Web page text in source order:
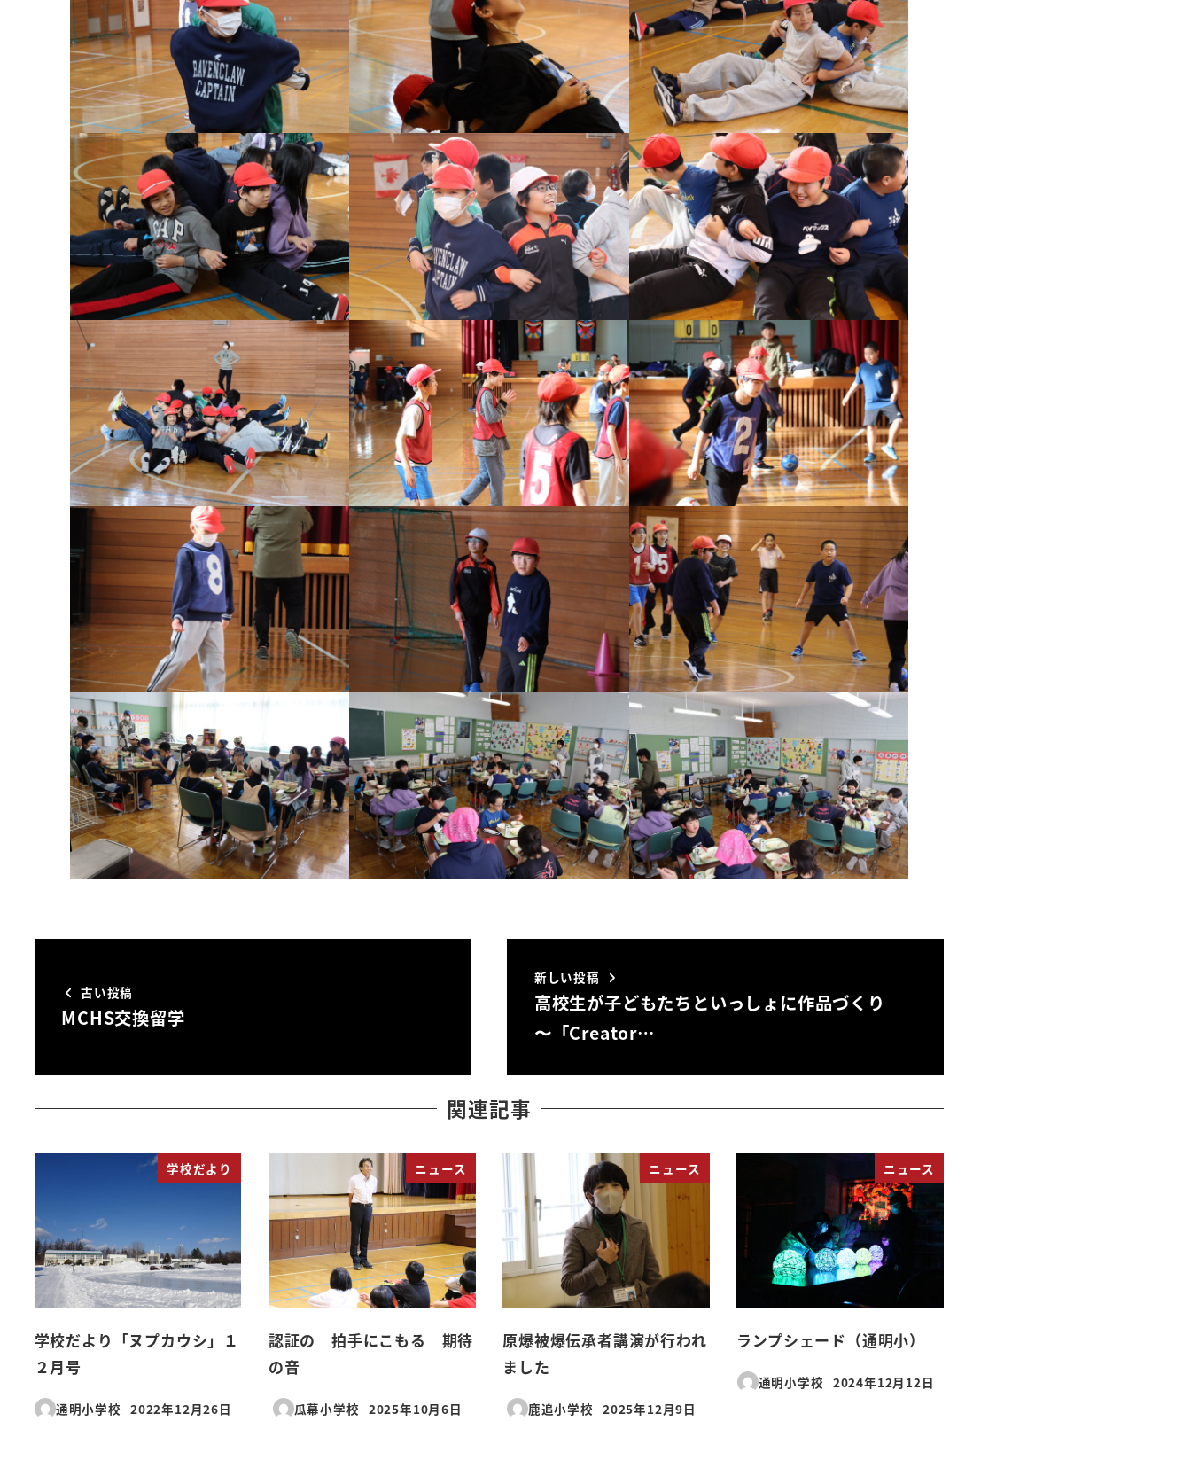
古い投稿
MCHS交換留学
新しい投稿
高校生が子どもたちといっしょに作品づくり
〜「Creator…
関連記事
学校だより
学校だより「ヌプカウシ」１
２月号
通明小学校
投稿日
2022年12月26日
ニュース
認証の 拍手にこもる 期待
の音
瓜幕小学校
投稿日
2025年10月6日
ニュース
原爆被爆伝承者講演が行われ
ました
鹿追小学校
投稿日
2025年12月9日
ニュース
ランプシェード（通明小）
通明小学校
投稿日
2024年12月12日